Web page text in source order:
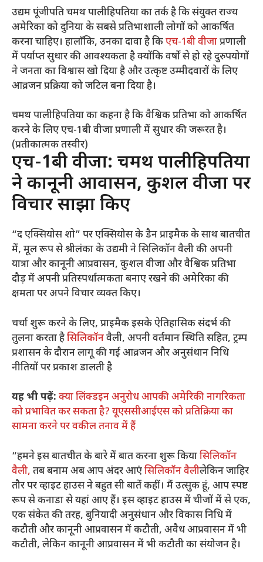
उद्यम पूंजीपति चमथ पालीहिपतिया का तर्क है कि संयुक्त राज्य
अमेरिका को दुनिया के सबसे प्रतिभाशाली लोगों को आकर्षित
करना चाहिए। हालाँकि, उनका दावा है किएच-1बी वीजाप्रणाली
में पर्याप्त सुधार की आवश्यकता है क्योंकि वर्षों से हो रहे दुरुपयोगों
ने जनता का विश्वास खो दिया है और उत्कृष्ट उम्मीदवारों के लिए
आव्रजन प्रक्रिया को जटिल बना दिया है।
चमथ पालीहिपतिया का कहना है कि वैश्विक प्रतिभा को आकर्षित
करने के लिए एच-1बी वीजा प्रणाली में सुधार की जरूरत है।
(प्रतीकात्मक तस्वीर)
एच-1बी वीजा: चमथ पालीहिपतिया
ने कानूनी आप्रवासन, कुशल वीजा पर
विचार साझा किए
“द एक्सियोस शो” पर एक्सियोस के डैन प्राइमैक के साथ बातचीत
में, मूल रूप से श्रीलंका के उद्यमी ने सिलिकॉन वैली की अपनी
यात्रा और कानूनी आप्रवासन, कुशल वीजा और वैश्विक प्रतिभा
दौड़ में अपनी प्रतिस्पर्धात्मकता बनाए रखने की अमेरिका की
क्षमता पर अपने विचार व्यक्त किए।
चर्चा शुरू करने के लिए, प्राइमैक इसके ऐतिहासिक संदर्भ की
तुलना करता हैसिलिकॉनवैली, अपनी वर्तमान स्थिति सहित, ट्रम्प
प्रशासन के दौरान लागू की गई आव्रजन और अनुसंधान निधि
नीतियों पर प्रकाश डालती है
यह भी पढ़ें: क्या लिंक्डइन अनुरोध आपकी अमेरिकी नागरिकता
को प्रभावित कर सकता है? यूएससीआईएस को प्रतिक्रिया का
सामना करने पर वकील तनाव में हैं
“हमने इस बातचीत के बारे में बात करना शुरू कियासिलिकॉन
वैली, तब बनाम अब आप अंदर आएंसिलिकॉन वैलीलेकिन जाहिर
तौर पर व्हाइट हाउस ने बहुत सी बातें कहीं। मैं उत्सुक हूं, आप स्पष्ट
रूप से कनाडा से यहां आए हैं। इस व्हाइट हाउस में चीजों में से एक,
एक संकेत की तरह, बुनियादी अनुसंधान और विकास निधि में
कटौती और कानूनी आप्रवासन में कटौती, अवैध आप्रवासन में भी
कटौती, लेकिन कानूनी आप्रवासन में भी कटौती का संयोजन है।